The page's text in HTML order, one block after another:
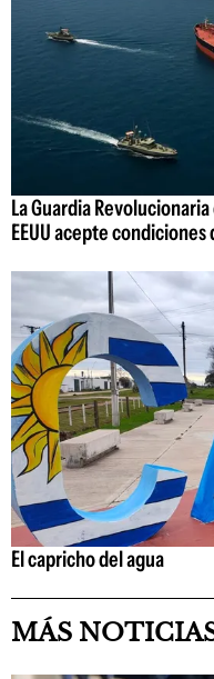
La Guardia
EEUU acepte condiciones
El capricho del agua
MÁS